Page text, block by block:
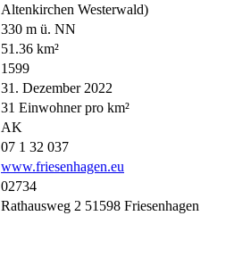
Altenkirchen Westerwald)
330 m ü. NN
51.36 km²
1599
31. Dezember 2022
31 Einwohner pro km²
AK
07 1 32 037
www.friesenhagen.eu
02734
Rathausweg 2 51598 Friesenhagen